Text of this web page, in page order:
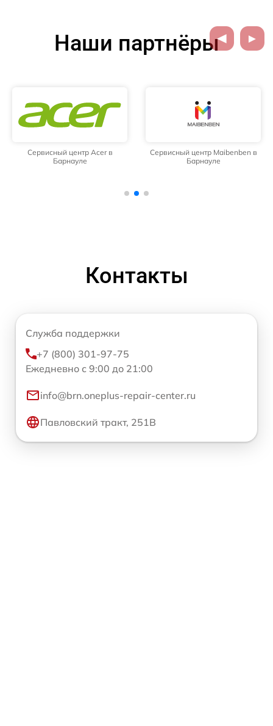
Наши партнёры
Сервисный центр Acer в
Барнауле
Сервисный центр Maibenben в
Барнауле
Контакты
Служба поддержки
+7 (800) 301-97-75
Ежедневно с 9:00 до 21:00
info@brn.oneplus-repair-center.ru
Павловский тракт, 251В